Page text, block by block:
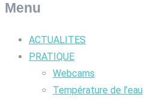
Menu
ACTUALITES
PRATIQUE
Webcams
Température de l’eau